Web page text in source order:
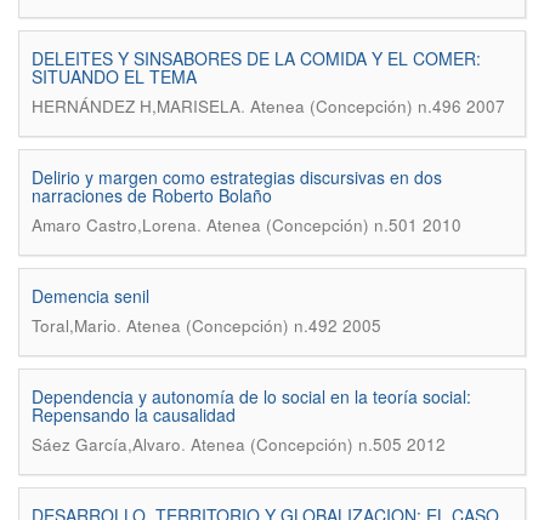
DELEITES Y SINSABORES DE LA COMIDA Y EL COMER:
SITUANDO EL TEMA
HERNÁNDEZ H,MARISELA. Atenea (Concepción) n.496 2007
Delirio y margen como estrategias discursivas en dos
narraciones de Roberto Bolaño
Amaro Castro,Lorena. Atenea (Concepción) n.501 2010
Demencia senil
Toral,Mario. Atenea (Concepción) n.492 2005
Dependencia y autonomía de lo social en la teoría social:
Repensando la causalidad
Sáez García,Alvaro. Atenea (Concepción) n.505 2012
DESARROLLO, TERRITORIO Y GLOBALIZACION: EL CASO